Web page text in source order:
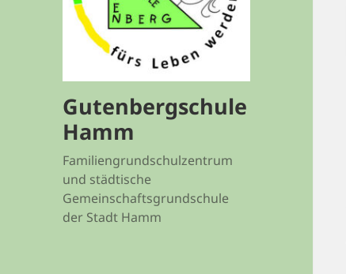
Gutenbergschule
Hamm
Familiengrundschulzentrum
und städtische
Gemeinschaftsgrundschule
der Stadt Hamm